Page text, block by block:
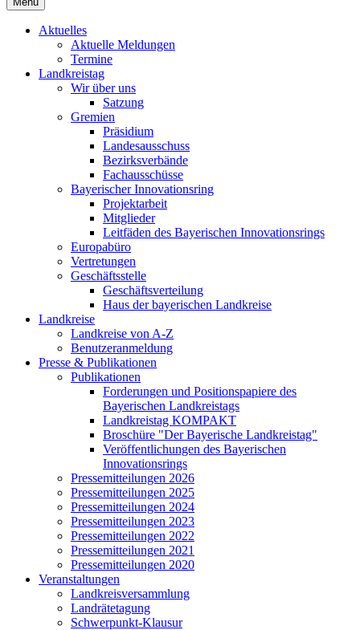
Aktuelles
Aktuelle Meldungen
Termine
Landkreistag
Wir über uns
Satzung
Gremien
Präsidium
Landesausschuss
Bezirksverbände
Fachausschüsse
Bayerischer Innovationsring
Projektarbeit
Mitglieder
Leitfäden des Bayerischen Innovationsrings
Europabüro
Vertretungen
Geschäftsstelle
Geschäftsverteilung
Haus der bayerischen Landkreise
Landkreise
Landkreise von A-Z
Benutzeranmeldung
Presse & Publikationen
Publikationen
Forderungen und Positionspapiere des
Bayerischen Landkreistags
Landkreistag KOMPAKT
Broschüre "Der Bayerische Landkreistag"
Veröffentlichungen des Bayerischen
Innovationsrings
Pressemitteilungen 2026
Pressemitteilungen 2025
Pressemitteilungen 2024
Pressemitteilungen 2023
Pressemitteilungen 2022
Pressemitteilungen 2021
Pressemitteilungen 2020
Veranstaltungen
Landkreisversammlung
Landrätetagung
Schwerpunkt-Klausur